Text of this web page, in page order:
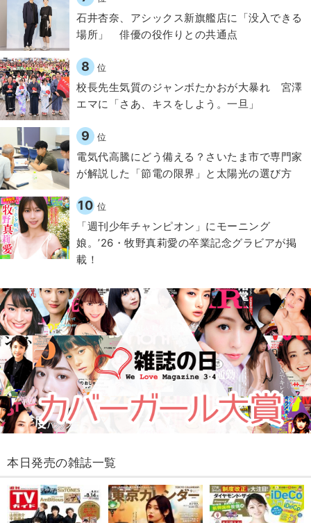
石井杏奈、アシックス新旗艦店に「没入できる
場所」 俳優の役作りとの共通点
8 位
校長先生気質のジャンボたかおが大暴れ 宮澤
エマに「さあ、キスをしよう。一旦」
9 位
電気代高騰にどう備える？さいたま市で専門家
が解説した「節電の限界」と太陽光の選び方
10 位
「週刊少年チャンピオン」にモーニング
娘。’26・牧野真莉愛の卒業記念グラビアが掲
載！
本日発売の雑誌一覧